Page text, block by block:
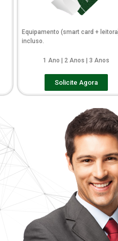
Equipamento (smart card +
incluso.
1 Ano | 2 Anos | 3 Anos
Solicite Agora